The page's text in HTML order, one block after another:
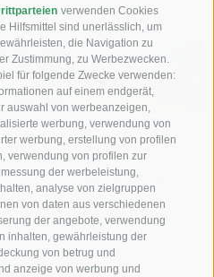
verwenden Cookies
Hilfsmittel sind unerlässlich, um
die Navigation zu
Zustimmung, zu Werbezwecken.
für folgende Zwecke verwenden:
auf einem endgerät,
auswahl von werbeanzeigen,
werbung, verwendung von
werbung, erstellung von profilen
verwendung von profilen zur
der werbeleistung,
analyse von zielgruppen
von daten aus verschiedenen
der angebote, verwendung
inhalten, gewährleistung der
von betrug und
anzeige von werbung und
Alta Badia
Viel Raum für Erholung
bietet die Natur in Alta
Badia.